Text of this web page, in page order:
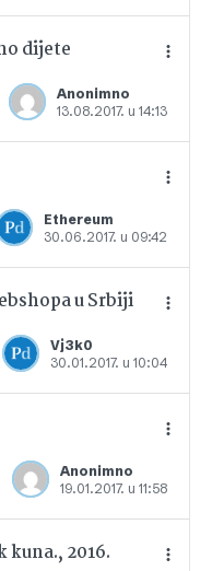
dijete
Anonimno
13.08.2017. u 14:13
u favorite
Ethereum
30.06.2017. u 09:42
u favorite
u Srbiji
Vj3k0
30.01.2017. u 10:04
u favorite
Anonimno
19.01.2017. u 11:58
u favorite
2016.